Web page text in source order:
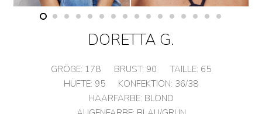
DORETTA G.
GRÖßE: 178 BRUST: 90 TAILLE: 65
HÜFTE: 95 KONFEKTION: 36/38
HAARFARBE: BLOND